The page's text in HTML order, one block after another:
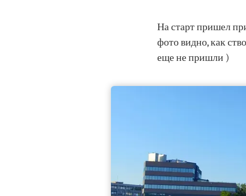
На старт пришел
фото видно, как
еще не пришли )